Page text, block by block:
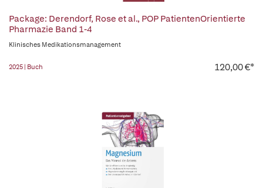
Package: Derendorf, Rose et al., POP PatientenOrientierte
Pharmazie Band 1-4
Klinisches Medikationsmanagement
2025 | Buch 120,00 €*